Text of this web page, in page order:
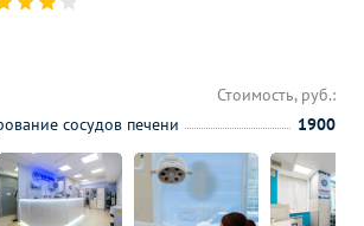
Стоимость, руб.:
сосудов печени
1900